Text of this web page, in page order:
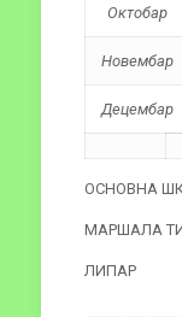
Октобар
Новембар
Децембар
ОСНОВНА
МАРШАЛА
ЛИПАР